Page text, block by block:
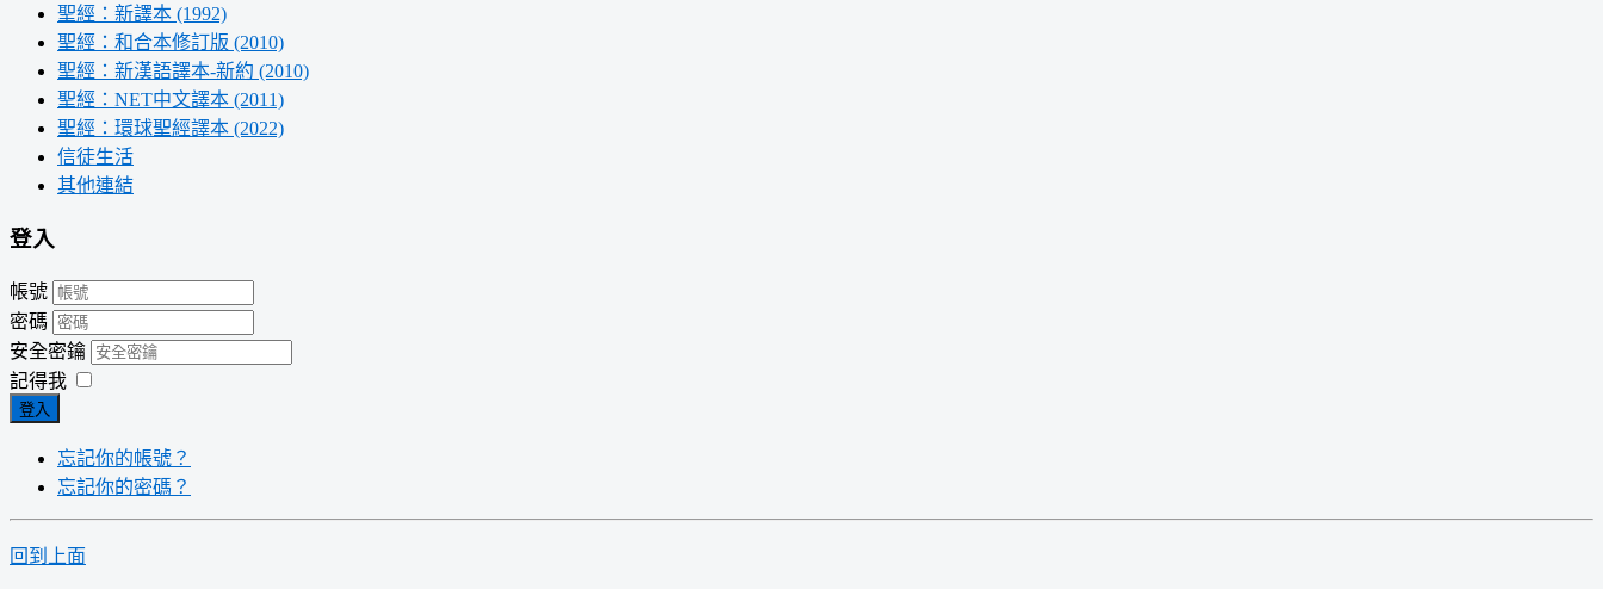
聖經：新譯本 (1992)
聖經：和合本修訂版 (2010)
聖經：新漢語譯本-新約 (2010)
聖經：NET中文譯本 (2011)
聖經：環球聖經譯本 (2022)
信徒生活
其他連結
登入
帳號
密碼
安全密鑰
記得我
登入
忘記你的帳號？
忘記你的密碼？
回到上面